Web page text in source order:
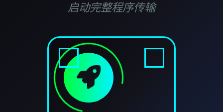
启动完整程序传输